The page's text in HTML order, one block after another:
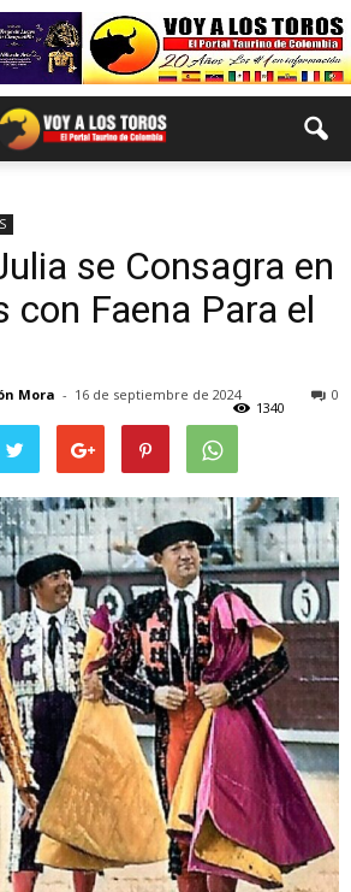
se Consagra en
con Faena Para el
Mora - 16 de septiembre de 2024 0
1340